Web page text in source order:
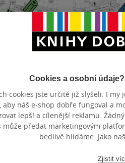
vazba
(poškozená)
Jan Beer
3.7
z
5
hvězdiček
měkká vazba
119 Kč
199 Kč
Cookies a osobní
cookies jste určitě již slyšeli. I my
aby náš e-shop dobře fungoval a
lepší a cílenější reklamu.
může předat marketingovým
bedlivě hlídáme. Jako
Zjistit